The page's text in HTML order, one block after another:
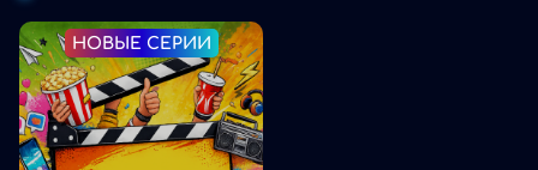
НОВЫЕ СЕРИИ